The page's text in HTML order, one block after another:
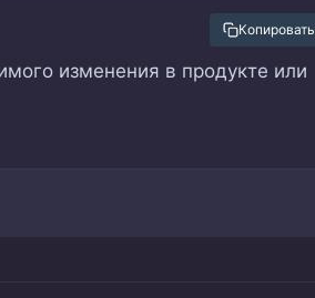
Копировать
изменения в продукте или